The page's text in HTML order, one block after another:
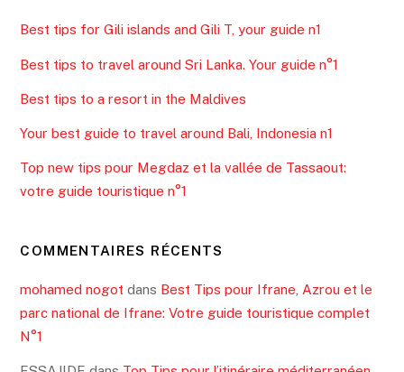
Best tips for Gili islands and Gili T, your guide n1
Best tips to travel around Sri Lanka. Your guide n°1
Best tips to a resort in the Maldives
Your best guide to travel around Bali, Indonesia n1
Top new tips pour Megdaz et la vallée de Tassaout:
votre guide touristique n°1
COMMENTAIRES RÉCENTS
mohamed nogot dans Best Tips pour Ifrane, Azrou et le
parc national de Ifrane: Votre guide touristique complet
N°1